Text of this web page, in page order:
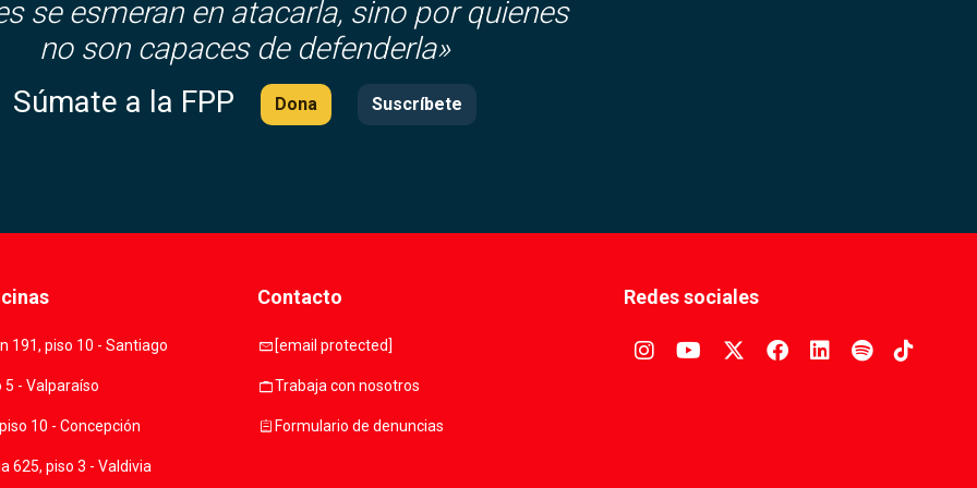
se esmeran en atacarla, sino por quienes
no son capaces de defenderla»
Súmate a la FPP
Dona Suscríbete
191, piso 10 - Santiago
5 - Valparaíso
10 - Concepción
625, piso 3 - Valdivia
Contacto
mail [email protected]
workTrabaja con nosotros
assignment Formulario de denuncias
Redes sociales